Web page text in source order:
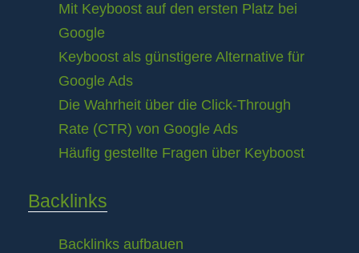
Mit Keyboost auf den ersten Platz bei
Google
Keyboost als günstigere Alternative für
Google Ads
Die Wahrheit über die Click-Through
Rate (CTR) von Google Ads
Häufig gestellte Fragen über Keyboost
Backlinks
Backlinks aufbauen